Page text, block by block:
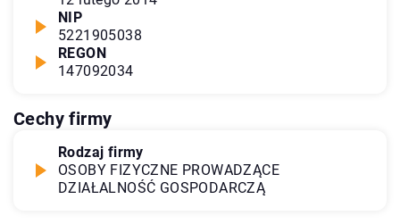
NIP
5221905038
REGON
147092034
Cechy firmy
Rodzaj firmy
OSOBY FIZYCZNE PROWADZĄCE
DZIAŁALNOŚĆ GOSPODARCZĄ